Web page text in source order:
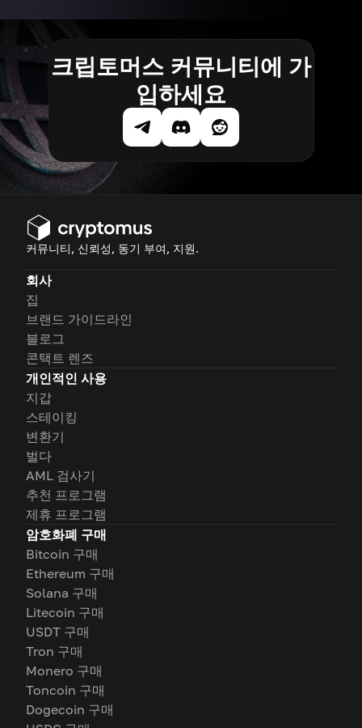
크립토머스 커뮤니티에 가
입하세요
커뮤니티, 신뢰성, 동기 부여, 지원.
회사
집
브랜드 가이드라인
블로그
콘택트 렌즈
개인적인 사용
지갑
스테이킹
변환기
벌다
AML 검사기
추천 프로그램
제휴 프로그램
암호화폐 구매
Bitcoin 구매
Ethereum 구매
Solana 구매
Litecoin 구매
USDT 구매
Tron 구매
Monero 구매
Toncoin 구매
Dogecoin 구매